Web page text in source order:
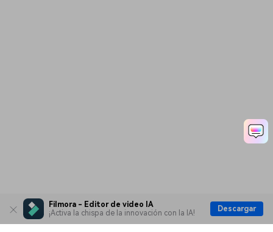
Filmora - Editor de video IA
¡Activa la chispa de la innovación con la IA!
Descargar